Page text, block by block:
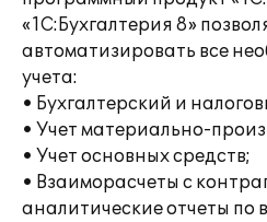
«1С:Бухгалтерия 8»
автоматизировать все
учета:
• Бухгалтерский и
• Учет материально-
• Учет основных средств;
• Взаиморасчеты с
аналитические отчеты по